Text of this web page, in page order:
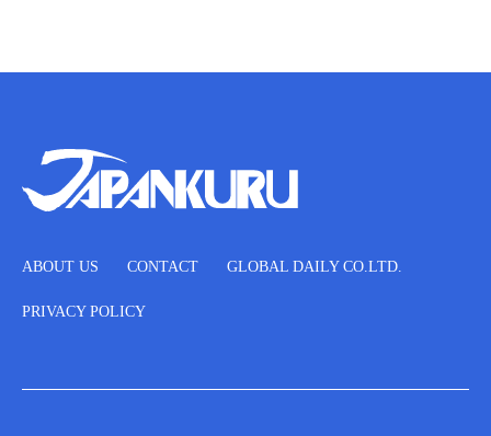
ABOUT US CONTACT GLOBAL DAILY CO.LTD.
PRIVACY POLICY